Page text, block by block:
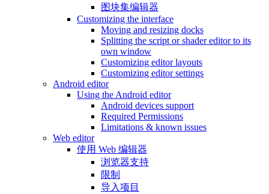
图块集编辑器
Customizing the interface
Moving and resizing docks
Splitting the script or shader editor to its
own window
Customizing editor layouts
Customizing editor settings
Android editor
Using the Android editor
Android devices support
Required Permissions
Limitations & known issues
Web editor
使用 Web 编辑器
浏览器支持
限制
导入项目